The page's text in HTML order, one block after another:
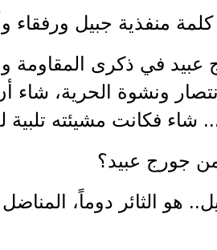
منفذية جبيل ورفقاء
في ذكرى المقاومة
ونشوة الحرية، شاء
شاء فكانت مشيئته
جورج عبيد؟
هو الثائر دوماً،